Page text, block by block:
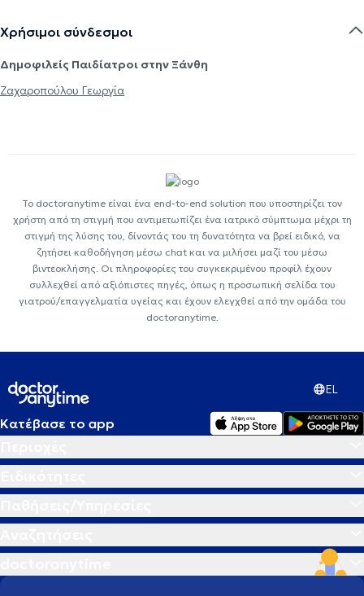
Χρήσιμοι σύνδεσμοι
Δημοφιλείς Παιδίατροι στην Ξάνθη
Ζαχαροπούλου Γεωργία
Το doctoranytime είναι ένα end-to-end solution που υποστηρίζει τον
χρήστη από τη στιγμή που αντιμετωπίζει ένα ιατρικό σύμπτωμα μέχρι τη
στιγμή της λύσης του, δίνοντάς του τη δυνατότητα να βρεί ειδικό, να
ζητήσει καθοδήγηση μέσω chat και να μιλήσει μαζί του μέσω
βιντεοκλήσης. Οι πληροφορίες του συγκεκριμένου προφίλ έχουν
συλλεχθεί από αξιόπιστες πηγές, όπως η προσωπική σελίδα του
γιατρού/επαγγελματία υγείας και έχουν ελεγχθεί από την ομάδα του
doctoranytime.
EL
Κατέβασε το app